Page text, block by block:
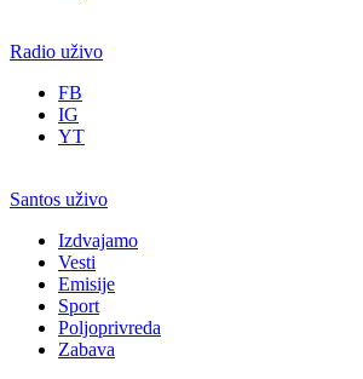
Radio uživo
FB
IG
YT
Santos uživo
Izdvajamo
Vesti
Emisije
Sport
Poljoprivreda
Zabava